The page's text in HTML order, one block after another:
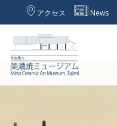
アクセス News